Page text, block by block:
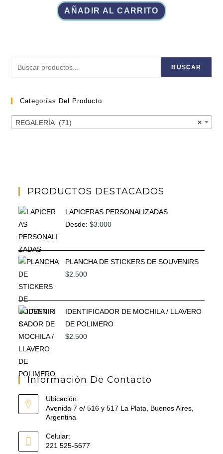
AÑADIR AL CARRITO
BUSCAR
Categorías Del Producto
×
REGALERÍA (71)
PRODUCTOS DESTACADOS
LAPICERAS PERSONALIZADAS
Desde:$3.000
PLANCHA DE STICKERS DE SOUVENIRS
$2.500
IDENTIFICADOR DE MOCHILA / LLAVERO
DE POLIMERO
$2.500
Información De Contacto
Ubicación:
Avenida 7 e/ 516 y 517 La Plata, Buenos Aires,
Argentina
Celular:
221 525-5677